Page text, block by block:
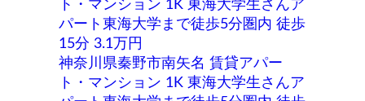
ト・マンション 1K 東海大学生さんア
パート東海大学まで徒歩5分圏内 徒歩
15分 3.1万円
神奈川県秦野市南矢名 賃貸アパー
ト・マンション 1K 東海大学生さんア